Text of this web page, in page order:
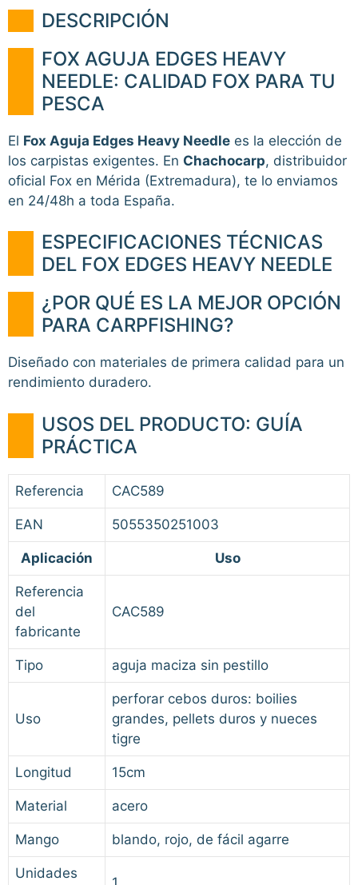
DESCRIPCIÓN
FOX AGUJA EDGES HEAVY
NEEDLE: CALIDAD FOX PARA TU
PESCA
El Fox Aguja Edges Heavy Needle es la elección de
los carpistas exigentes. En Chachocarp, distribuidor
oficial Fox en Mérida (Extremadura), te lo enviamos
en 24/48h a toda España.
ESPECIFICACIONES TÉCNICAS
DEL FOX EDGES HEAVY NEEDLE
¿POR QUÉ ES LA MEJOR OPCIÓN
PARA CARPFISHING?
Diseñado con materiales de primera calidad para un
rendimiento duradero.
USOS DEL PRODUCTO: GUÍA
PRÁCTICA
Referencia CAC589
EAN 5055350251003
Aplicación Uso
Referencia
del
fabricante
CAC589
Tipo aguja maciza sin pestillo
Uso
perforar cebos duros: boilies
grandes, pellets duros y nueces
tigre
Longitud 15cm
Material acero
Mango blando, rojo, de fácil agarre
Unidades